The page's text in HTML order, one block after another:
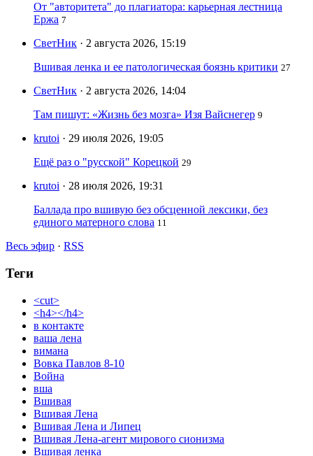
От "авторитета" до плагиатора: карьерная лестница
Ержа 7
СветНик · 2 августа 2026, 15:19
Вшивая ленка и ее патологическая боязнь критики 27
СветНик · 2 августа 2026, 14:04
Там пишут: «Жизнь без мозга» Изя Вайснегер 9
krutoi · 29 июля 2026, 19:05
Ещё раз о "русской" Корецкой 29
krutoi · 28 июля 2026, 19:31
Баллада про вшивую без обсценной лексики, без
единого матерного слова 11
Весь эфир · RSS
Теги
<cut>
<h4></h4>
в контакте
ваша лена
вимана
Вовка Павлов 8-10
Война
вша
Вшивая
Вшивая Лена
Вшивая Лена и Липец
Вшивая Лена-агент мирового сионизма
Вшивая ленка